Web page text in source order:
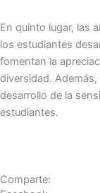
En quinto lugar, las
los estudiantes
fomentan la
diversidad.
desarrollo de la
estudiantes.
Comparte: